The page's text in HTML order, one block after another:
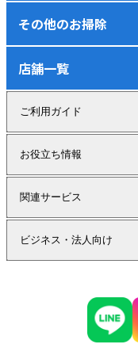
その他のお掃除
店舗一覧
ご利用ガイド
お役立ち情報
関連サービス
ビジネス・法人向け